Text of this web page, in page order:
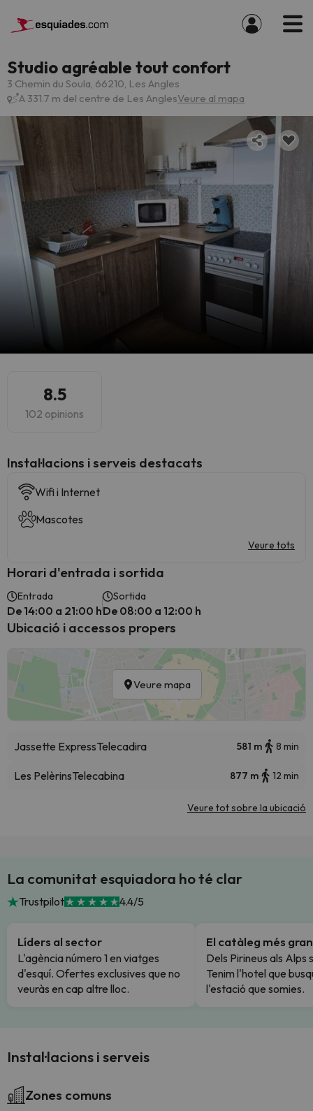
Studio agréable tout confort
3 Chemin du Soula, 66210, Les Angles
A 331.7 m del centre de Les AnglesVeure al mapa
8.5
102 opinions
Instal·lacions i serveis destacats
Wifi i Internet
Mascotes
Veure tots
Horari d'entrada i sortida
Entrada
De 14:00 a 21:00 h
Sortida
De 08:00 a 12:00 h
Ubicació i accessos propers
Veure mapa
Jassette ExpressTelecadira 581 m 8 min
Les PelèrinsTelecabina 877 m 12 min
Veure tot sobre la ubicació
La comunitat esquiadora ho té clar
Trustpilot 4.4/5
Líders al sector
L'agència número 1 en viatges
d'esquí. Ofertes exclusives que no
veuràs en cap altre lloc.
El catàleg més gran
Dels Pirineus als Alps
Tenim l'hotel que
l'estació que somies.
Instal·lacions i serveis
Zones comuns